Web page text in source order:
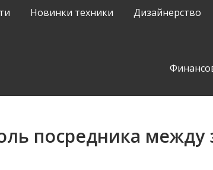
Новинки техники Дизайнерство
посредника между